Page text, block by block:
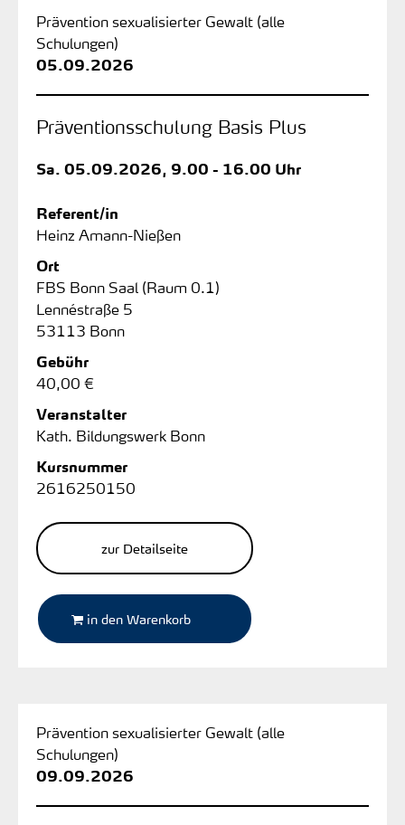
Prävention sexualisierter Gewalt (alle
Schulungen)
05.09.2026
Präventionsschulung Basis Plus
Sa. 05.09.2026, 9.00 - 16.00 Uhr
Referent/in
Heinz Amann-Nießen
Ort
FBS Bonn Saal (Raum 0.1)
Lennéstraße 5
53113 Bonn
Gebühr
40,00 €
Veranstalter
Kath. Bildungswerk Bonn
Kursnummer
2616250150
zur Detailseite
in den Warenkorb
Prävention sexualisierter Gewalt (alle
Schulungen)
09.09.2026